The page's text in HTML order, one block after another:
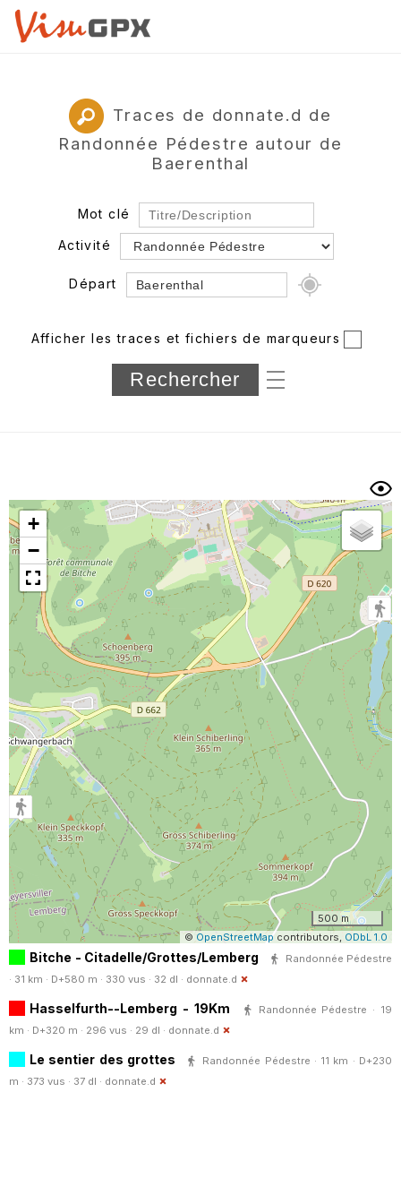
Traces de donnate.d de
Randonnée Pédestre autour de
Baerenthal
Mot clé
Activité
Départ
Département
Longueur min/max
Trier par
Horodatage Photos
Afficher les traces et fichiers de marqueurs
+
−
500 m
© OpenStreetMapcontributors, ODbL 1.0
Bitche - Citadelle/Grottes/Lemberg
Randonnée Pédestre
· 31 km · D+580 m · 330 vus · 32 dl · donnate.d
Hasselfurth--Lemberg - 19Km
Randonnée Pédestre · 19
km · D+320 m · 296 vus · 29 dl · donnate.d
Le sentier des grottes
Randonnée Pédestre · 11 km · D+230
m · 373 vus · 37 dl · donnate.d